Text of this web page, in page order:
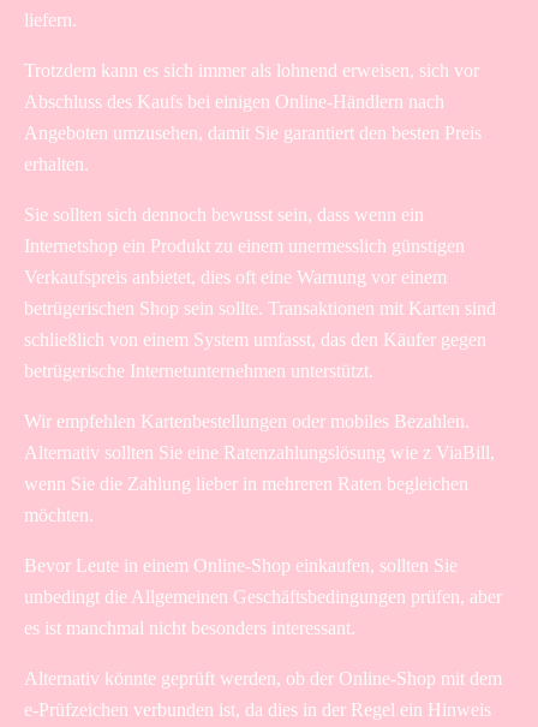
liefern.
Trotzdem kann es sich immer als lohnend erweisen, sich vor
Abschluss des Kaufs bei einigen Online-Händlern nach
Angeboten umzusehen, damit Sie garantiert den besten Preis
erhalten.
Sie sollten sich dennoch bewusst sein, dass wenn ein
Internetshop ein Produkt zu einem unermesslich günstigen
Verkaufspreis anbietet, dies oft eine Warnung vor einem
betrügerischen Shop sein sollte. Transaktionen mit Karten sind
schließlich von einem System umfasst, das den Käufer gegen
betrügerische Internetunternehmen unterstützt.
Wir empfehlen Kartenbestellungen oder mobiles Bezahlen.
Alternativ sollten Sie eine Ratenzahlungslösung wie z ViaBill,
wenn Sie die Zahlung lieber in mehreren Raten begleichen
möchten.
Bevor Leute in einem Online-Shop einkaufen, sollten Sie
unbedingt die Allgemeinen Geschäftsbedingungen prüfen, aber
es ist manchmal nicht besonders interessant.
Alternativ könnte geprüft werden, ob der Online-Shop mit dem
e-Prüfzeichen verbunden ist, da dies in der Regel ein Hinweis